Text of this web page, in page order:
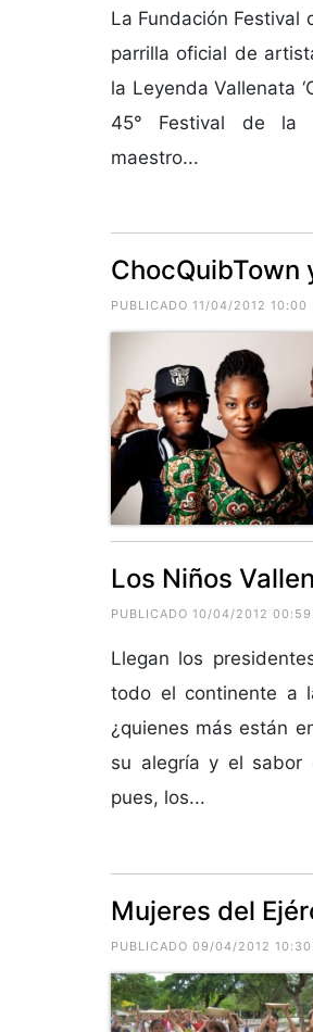
La Fundación Festival
parrilla oficial de
la Leyenda Vallenata
45° Festival de la
maestro...
ChocQuibTown
PUBLICADO 11/04/2012 10:00
Los Niños
PUBLICADO 10/04/2012 00:59
Llegan los
todo el continente a
¿quienes más están
su alegría y el sabor
pues, los...
Mujeres del
PUBLICADO 09/04/2012 10:30